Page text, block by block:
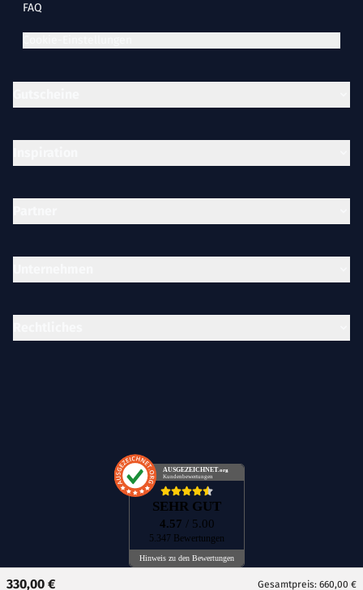
330,00 € Gesamtpreis: 660,00 €
AUSGEZEICHNET .org
Kundenbewertungen
SEHR GUT
4.57 / 5.00
5.347 Bewertungen
Hinweis zu den Bewertungen
FAQ